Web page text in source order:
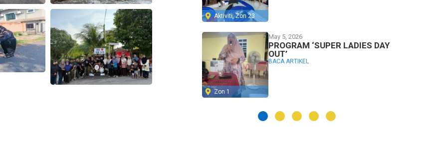
Aktiviti,Zon 23
Zon 1
May 5, 2026
PROGRAM ‘SUPER LADIES DAY
OUT’
BACA ARTIKEL